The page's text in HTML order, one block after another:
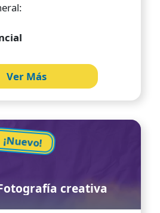
Ver Más
¡Nuevo!
creativa